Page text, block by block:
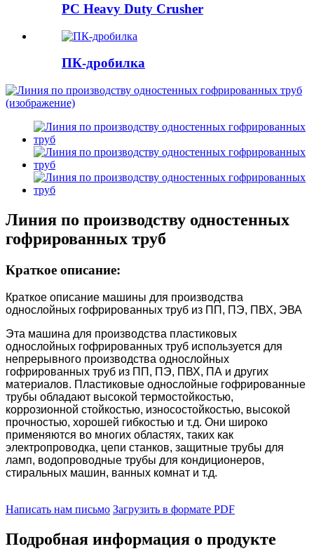
PC Heavy Duty Crusher
ПК-дробилка
Линия по производству одностенных
гофрированных труб
Краткое описание:
Краткое описание машины для производства
однослойных гофрированных труб из ПП, ПЭ, ПВХ, ЭВА
Эта машина для производства пластиковых
однослойных гофрированных труб используется для
непрерывного производства однослойных
гофрированных труб из ПП, ПЭ, ПВХ, ПА и других
материалов. Пластиковые однослойные гофрированные
трубы обладают высокой термостойкостью,
коррозионной стойкостью, износостойкостью, высокой
прочностью, хорошей гибкостью и т.д. Они широко
применяются во многих областях, таких как
электропроводка, цепи станков, защитные трубы для
ламп, водопроводные трубы для кондиционеров,
стиральных машин, ванных комнат и т.д.
Написать нам письмо Загрузить в формате PDF
Подробная информация о продукте